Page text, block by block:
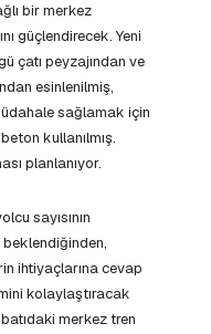
bir merkez
güçlendirecek. Yeni
çatı peyzajından ve
esinlenilmiş,
sağlamak için
kullanılmış.
planlanıyor.
sayısının
beklendiğinden,
ihtiyaçlarına cevap
kolaylaştıracak
merkez tren